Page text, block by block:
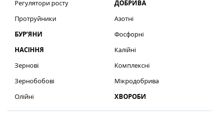
Регулятори росту
Протруйники
БУР’ЯНИ
НАСІННЯ
Зернові
Зернобобові
Олійні
ДОБРИВА
Азотні
Фосфорні
Калійні
Комплексні
Мікродобрива
ХВОРОБИ